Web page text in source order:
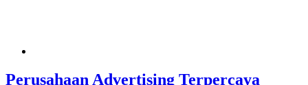
Perusahaan Advertising Terpercaya